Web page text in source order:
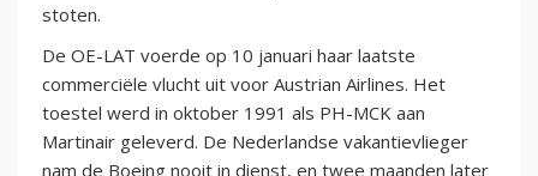
stoten.
De OE-LAT voerde op 10 januari haar laatste
commerciële vlucht uit voor Austrian Airlines. Het
toestel werd in oktober 1991 als PH-MCK aan
Martinair geleverd. De Nederlandse vakantievlieger
nam de Boeing nooit in dienst, en twee maanden later